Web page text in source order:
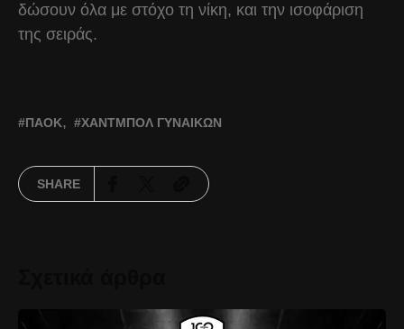
δώσουν όλα με στόχο τη νίκη, και την ισοφάριση
της σειράς.
ΠΑΟΚ ΧΆΝΤΜΠΟΛ ΓΥΝΑΙΚΏΝ
SHARE